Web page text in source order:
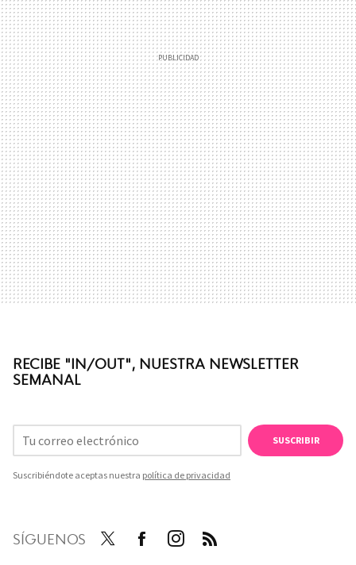
RECIBE "IN/OUT", NUESTRA NEWSLETTER
SEMANAL
SUSCRIBIR
Suscribiéndote aceptas nuestra política de privacidad
SÍGUENOS